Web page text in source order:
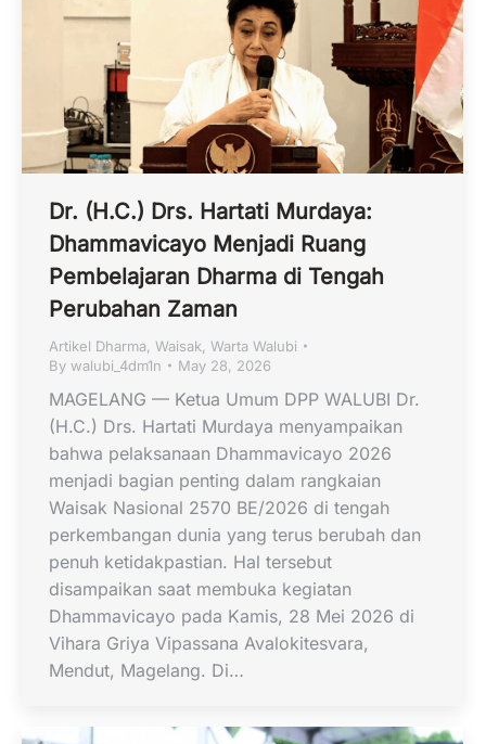
Dr. (H.C.) Drs. Hartati Murdaya:
Dhammavicayo Menjadi Ruang
Pembelajaran Dharma di Tengah
Perubahan Zaman
Artikel Dharma Waisak Warta Walubi
By walubi_4dm1n May 28, 2026
MAGELANG — Ketua Umum DPP WALUBI Dr.
(H.C.) Drs. Hartati Murdaya menyampaikan
bahwa pelaksanaan Dhammavicayo 2026
menjadi bagian penting dalam rangkaian
Waisak Nasional 2570 BE/2026 di tengah
perkembangan dunia yang terus berubah dan
penuh ketidakpastian. Hal tersebut
disampaikan saat membuka kegiatan
Dhammavicayo pada Kamis, 28 Mei 2026 di
Vihara Griya Vipassana Avalokitesvara,
Mendut, Magelang. Di…